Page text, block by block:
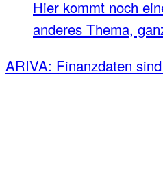
Hier kommt noch
anderes Thema,
ARIVA: Finanzdaten